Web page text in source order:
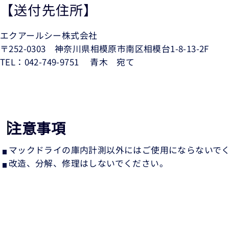
【送付先住所】
エクアールシー株式会社
〒252-0303 神奈川県相模原市南区相模台1-8-13-2F
TEL： 042-749-9751 青木 宛て
注意事項
マックドライの庫内計測以外にはご使用にならないでく
改造、分解、修理はしないでください。